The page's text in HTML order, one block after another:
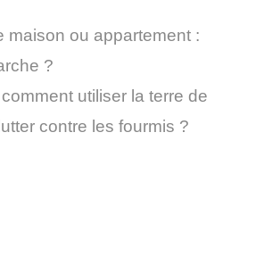
maison ou appartement :
?
utiliser la terre de
contre les fourmis ?